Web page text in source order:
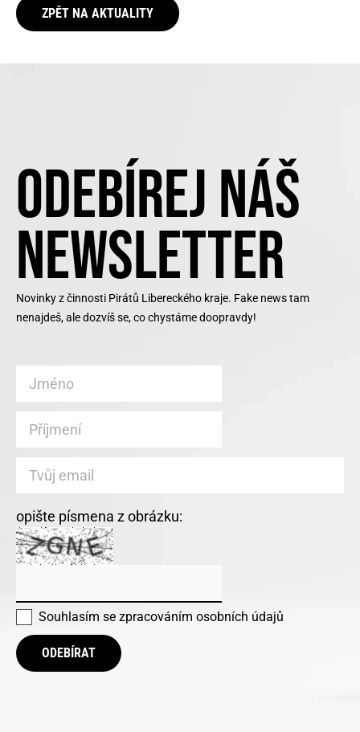
ZPĚT NA AKTUALITY
ODEBÍREJ NÁŠ
NEWSLETTER
Novinky z činnosti Pirátů Libereckého kraje. Fake news tam
nenajdeš, ale dozvíš se, co chystáme doopravdy!
opište písmena z obrázku:
Souhlasím se zpracováním osobních údajů
ODEBÍRAT